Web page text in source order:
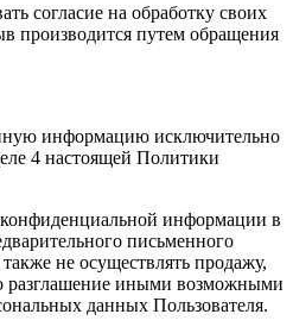
согласие на обработку своих
производится путем обращения
информацию исключительно
4 настоящей Политики
информации в
письменного
не осуществлять продажу,
разглашение иными возможными
данных Пользователя.